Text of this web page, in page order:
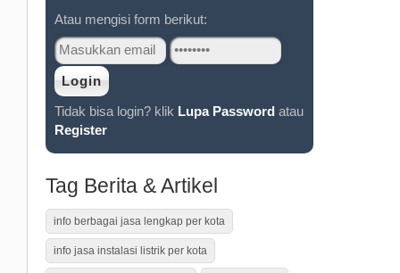
Atau mengisi form berikut:
Tidak bisa login? klik Lupa Password atau
Register
Tag Berita & Artikel
info berbagai jasa lengkap per kota
info jasa instalasi listrik per kota